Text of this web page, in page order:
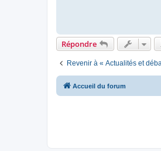
Répondre
Revenir à « Actualités et
Accueil du forum